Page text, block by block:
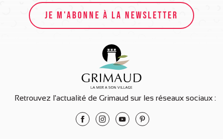
JE M'ABONNE À LA NEWSLETTER
Retrouvez l'actualité de Grimaud sur les réseaux sociaux :